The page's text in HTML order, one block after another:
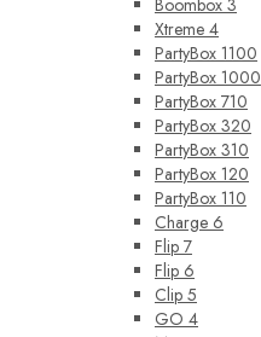
Boombox 3
Xtreme 4
PartyBox 1100
PartyBox 1000
PartyBox 710
PartyBox 320
PartyBox 310
PartyBox 120
PartyBox 110
Charge 6
Flip 7
Flip 6
Clip 5
GO 4